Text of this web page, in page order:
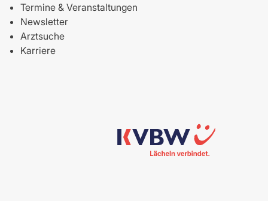
Termine & Veranstaltungen
Newsletter
Arztsuche
Karriere